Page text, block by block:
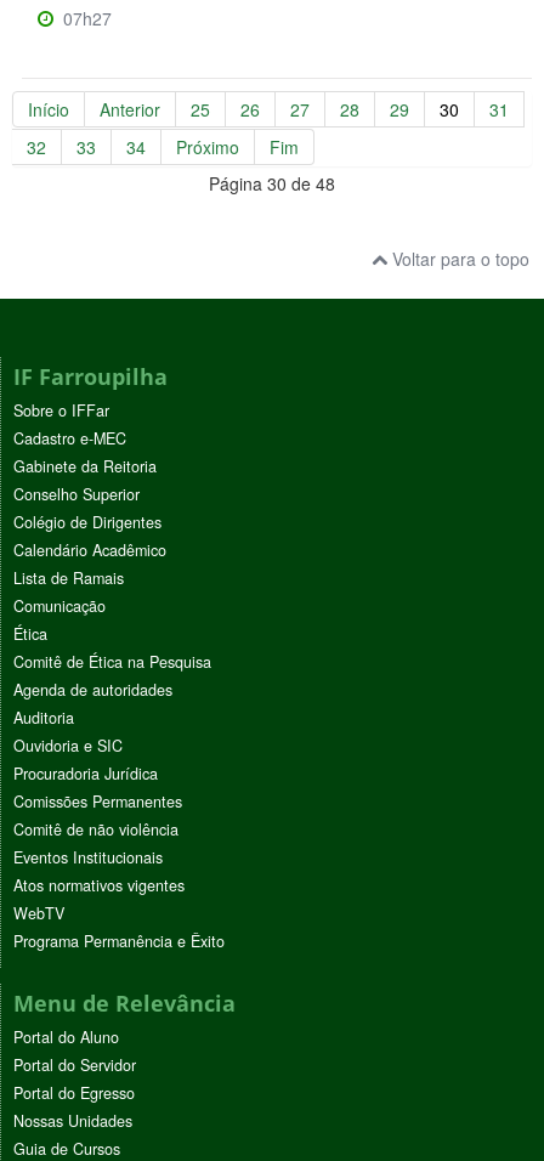
07h27
Início Anterior 25 26 27 28 29 30
31
32
33 34 Próximo
Fim
Página 30 de 48
Voltar para o topo
IF Farroupilha
Sobre o IFFar
Cadastro e-MEC
Gabinete da Reitoria
Conselho Superior
Colégio de Dirigentes
Calendário Acadêmico
Lista de Ramais
Comunicação
Ética
Comitê de Ética na Pesquisa
Agenda de autoridades
Auditoria
Ouvidoria e SIC
Procuradoria Jurídica
Comissões Permanentes
Comitê de não violência
Eventos Institucionais
Atos normativos vigentes
WebTV
Programa Permanência e Êxito
Menu de Relevância
Portal do Aluno
Portal do Servidor
Portal do Egresso
Nossas Unidades
Guia de Cursos